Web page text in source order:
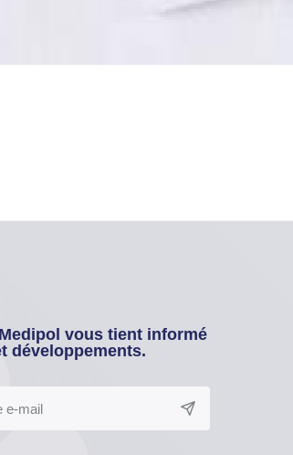
vous tient informé
développements.